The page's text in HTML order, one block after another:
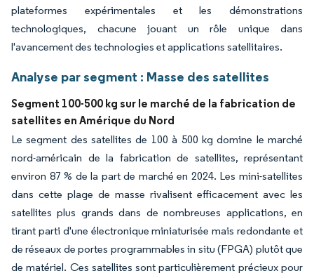
plateformes expérimentales et les démonstrations
technologiques, chacune jouant un rôle unique dans
l'avancement des technologies et applications satellitaires.
Analyse par segment : Masse des satellites
Segment 100-500 kg sur le marché de la fabrication de
satellites en Amérique du Nord
Le segment des satellites de 100 à 500 kg domine le marché
nord-américain de la fabrication de satellites, représentant
environ 87 % de la part de marché en 2024. Les mini-satellites
dans cette plage de masse rivalisent efficacement avec les
satellites plus grands dans de nombreuses applications, en
tirant parti d'une électronique miniaturisée mais redondante et
de réseaux de portes programmables in situ (FPGA) plutôt que
de matériel. Ces satellites sont particulièrement précieux pour